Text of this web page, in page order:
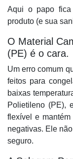
Aqui o papo
produto (e sua
O Material
(PE) é o cara.
Um erro comum
feitos para
baixas
Polietileno (PE),
flexível e
negativas. Ele
seguro.